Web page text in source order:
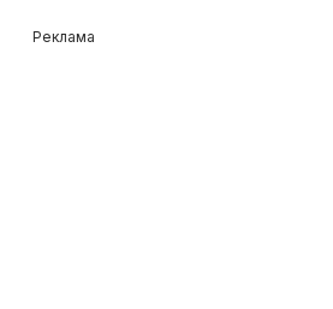
Реклама